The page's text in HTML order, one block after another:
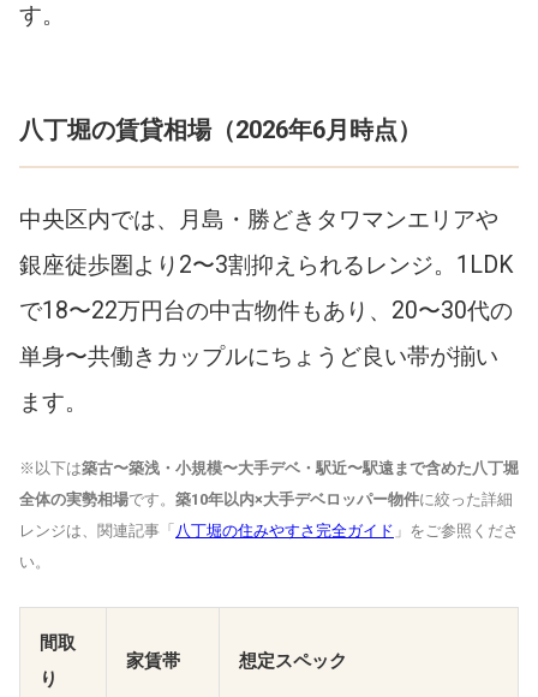
す。
八丁堀の賃貸相場（2026年6月時点）
中央区内では、月島・勝どきタワマンエリアや
銀座徒歩圏より2〜3割抑えられるレンジ。1LDK
で18〜22万円台の中古物件もあり、20〜30代の
単身〜共働きカップルにちょうど良い帯が揃い
ます。
※以下は築古〜築浅・小規模〜大手デベ・駅近〜駅遠まで含めた八丁堀
全体の実勢相場です。 築10年以内×大手デベロッパー物件に絞った詳細
レンジは、関連記事「 八丁堀の住みやすさ完全ガイド 」をご参照くださ
い。
間取
り
家賃帯 想定スペック